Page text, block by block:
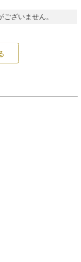
ざいません。